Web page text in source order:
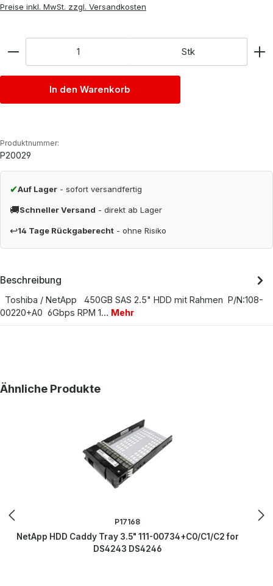
Preise inkl. MwSt. zzgl. Versandkosten
Stk
In den Warenkorb
Produktnummer:
P20029
✔Auf Lager - sofort versandfertig
🚚Schneller Versand - direkt ab Lager
↩14 Tage Rückgaberecht - ohne Risiko
Beschreibung
Toshiba / NetApp 450GB SAS 2.5" HDD mit Rahmen P/N:108-
00220+A0 6Gbps RPM 1… Mehr
Produktgalerie überspringen
Ähnliche Produkte
P17168
NetApp HDD Caddy Tray 3.5" 111-00734+C0/C1/C2 for
DS4243 DS4246